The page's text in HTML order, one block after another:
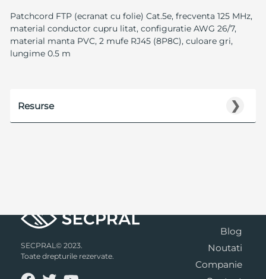
Patchcord FTP (ecranat cu folie) Cat.5e, frecventa 125 MHz,
material conductor cupru litat, configuratie AWG 26/7,
material manta PVC, 2 mufe RJ45 (8P8C), culoare gri,
lungime 0.5 m
❯
Resurse
SECPRAL© 2023.
Toate drepturile rezervate.
Blog
Noutati
Companie